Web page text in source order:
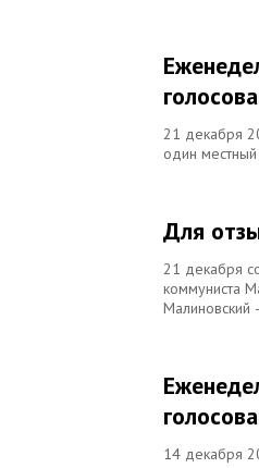
21 декабря
один
Для
21 декабря
коммуниста
Малиновский
14 декабря